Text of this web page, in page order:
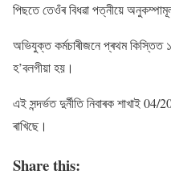
পিছতে তেওঁৰ বিধৱা পত্নীয়ে
অভিযুক্ত কৰ্মচাৰীজনে প্ৰথম কিস্তিত
হ’বলগীয়া হয়।
এই সন্দৰ্ভত দুৰ্নীতি নিবাৰক শাখাই
ৰাখিছে।
Share this: